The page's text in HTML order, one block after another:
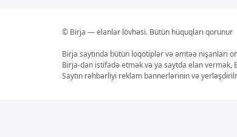
© Birja — elanlar lövhəsi. Bütün hüquqları qorunur
Birja saytında bütün loqotiplər və əmtəə nişanları
Birja-dan istifadə etmək və ya saytda elan vermək,
Saytın rəhbərliyi reklam bannerlərinin və